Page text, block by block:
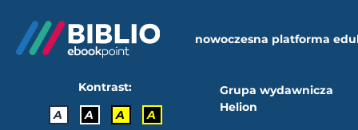
nowoczesna platforma
Kontrast:
A
A A A
Grupa wydawnicza
Helion